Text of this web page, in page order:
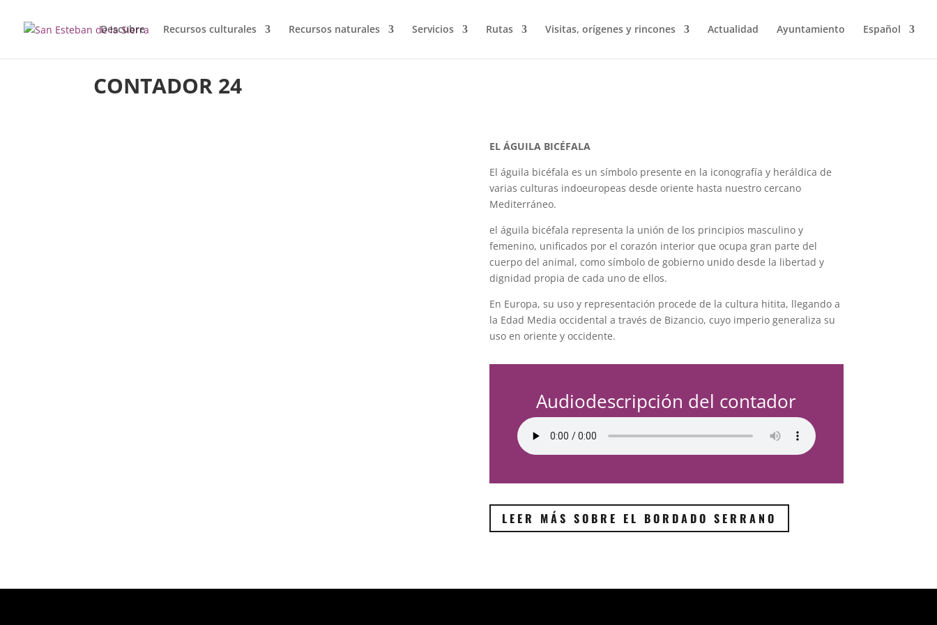
Descubre Recursos culturales Recursos naturales Servicios Rutas Visitas, orígenes y rincones Actualidad Ayuntamiento Español
CONTADOR 24
EL ÁGUILA BICÉFALA
El águila bicéfala es un símbolo presente en la iconografía y heráldica de
varias culturas indoeuropeas desde oriente hasta nuestro cercano
Mediterráneo.
el águila bicéfala representa la unión de los principios masculino y
femenino, unificados por el corazón interior que ocupa gran parte del
cuerpo del animal, como símbolo de gobierno unido desde la libertad y
dignidad propia de cada uno de ellos.
En Europa, su uso y representación procede de la cultura hitita, llegando a
la Edad Media occidental a través de Bizancio, cuyo imperio generaliza su
uso en oriente y occidente.
Audiodescripción del contador
LEER MÁS SOBRE EL BORDADO SERRANO